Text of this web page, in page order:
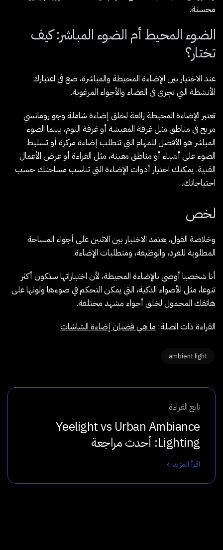
محسنة.
الضوء المحيط أم الضوء المباشر: كيف
تختار؟
عند الاختيار بين الإضاءة المحيطة والمباشرة، ضع في اعتبارك
الأنشطة التي تجري في الفضاء والأجواء المرغوبة.
تعتبر الإضاءة المحيطة رائعة لخلق إضاءة شاملة وجو رومانسي
مريح في مناطق مثل غرفة المعيشة أو غرفة النوم، بينما الضوء
المباشر هو الأفضل للمهام التي تتطلب إضاءة مركزة أو تسليط
الضوء على أشياء أو مناطق معينة، مثل القراءة أو عرض الأعمال
الفنية. يمكنك اختيار أدوات الإضاءة التي تناسب مساحتك حسب
احتياجاتك.
لخص
وخلاصة القول، يعتمد الاختيار بين الاثنين على أجواء المساحة
المطلوبة للفرد، والوظيفة، ومتطلبات الإضاءة.
أنا شخصيا أوصي بالإضاءة المحيطة، لأن اختياراتها ستكون أكثر
تنوعا، مثل الأضواء الذكية، التي يمكن التحكم في ضوءها ولونها على
هاتفك المحمول لخلق أجواء مشهد مختلفة.
القراءة ذات الصلة:ما هي قضبان إضاءة الشاشات
ambient light
تابع القراءة
Yeelight vs Urban Ambiance
Lighting: أحدث مراجعة
اقرأ المزيد